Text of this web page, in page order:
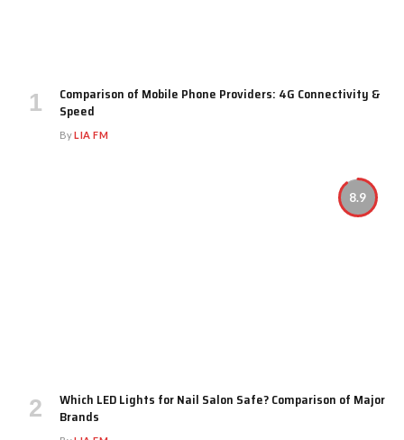
Comparison of Mobile Phone Providers: 4G Connectivity &
Speed
ByLIA FM
8.9
Which LED Lights for Nail Salon Safe? Comparison of Major
Brands